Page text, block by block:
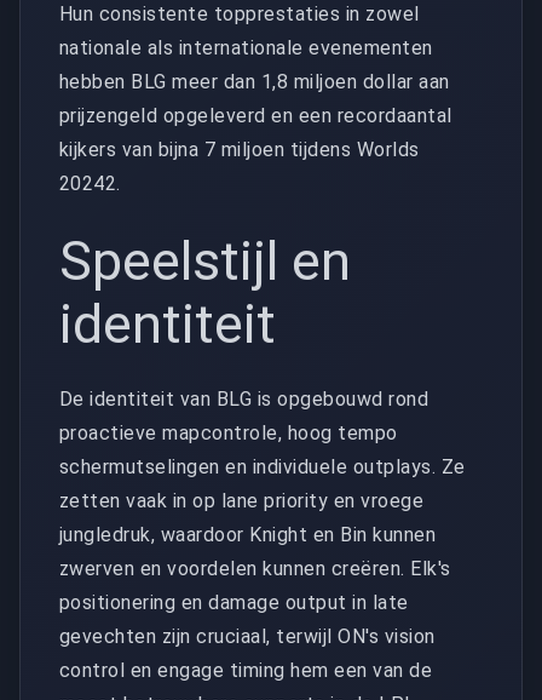
Hun consistente topprestaties in zowel
nationale als internationale evenementen
hebben BLG meer dan 1,8 miljoen dollar aan
prijzengeld opgeleverd en een recordaantal
kijkers van bijna 7 miljoen tijdens Worlds
20242.
Speelstijl en
identiteit
De identiteit van BLG is opgebouwd rond
proactieve mapcontrole, hoog tempo
schermutselingen en individuele outplays. Ze
zetten vaak in op lane priority en vroege
jungledruk, waardoor Knight en Bin kunnen
zwerven en voordelen kunnen creëren. Elk's
positionering en damage output in late
gevechten zijn cruciaal, terwijl ON's vision
control en engage timing hem een van de